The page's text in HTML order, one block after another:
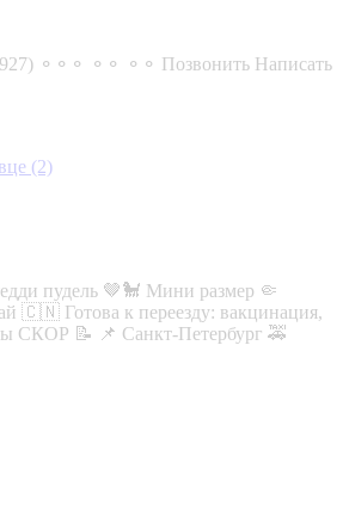
⚬⚬⚬ ⚬⚬ ⚬⚬ Позвонить Написать
(2)
пудель 🤎🐩 Мини размер 🤏
🇨🇳 Готова к переезду: вакцинация,
СКОР 📝 📌 Санкт-Петербург 🚕